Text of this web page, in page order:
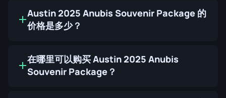
Austin 2025 Anubis Souvenir Package 的
价格是多少？
在哪里可以购买 Austin 2025 Anubis
Souvenir Package？